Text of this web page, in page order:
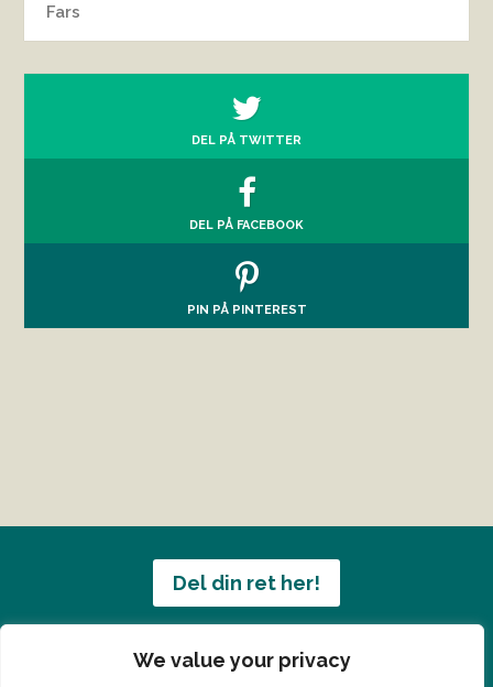
We value your privacy
Fars
DEL PÅ TWITTER
DEL PÅ FACEBOOK
PIN PÅ PINTEREST
Del din ret her!
Har du en konge ret du vil dele?